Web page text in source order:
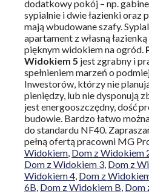
dodatkowy pokój – np.
sypialnie i dwie łazienki oraz
mają wbudowane szafy.
apartament z własną
pięknym widokiem na ogród.
Widokiem 5 jest zgrabny i
spełnieniem marzeń o
Inwestorów, którzy nie
pieniędzy, lub nie dysponują
jest energooszczędny, dość
budowie. Bardzo łatwo
do standardu NF40.
pełną ofertą pracowni MG
Widokiem, Dom z Widokiem
Dom z Widokiem 3, Dom z
Widokiem 4, Dom z
6B, Dom z Widokiem B, Dom